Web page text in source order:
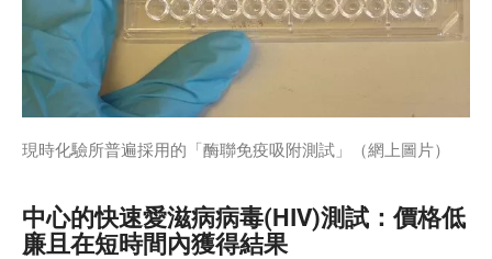
現時化驗所普遍採用的「酶聯免疫吸附測試」（網上圖片）
中心的快速愛滋病病毒(HIV)測試： 價格低
廉且在短時間內獲得結果